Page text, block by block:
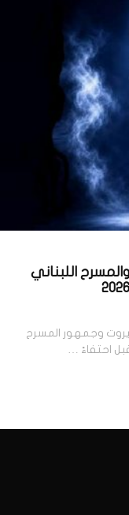
اللبناني
وجمهور المسرح
احتفاءً …